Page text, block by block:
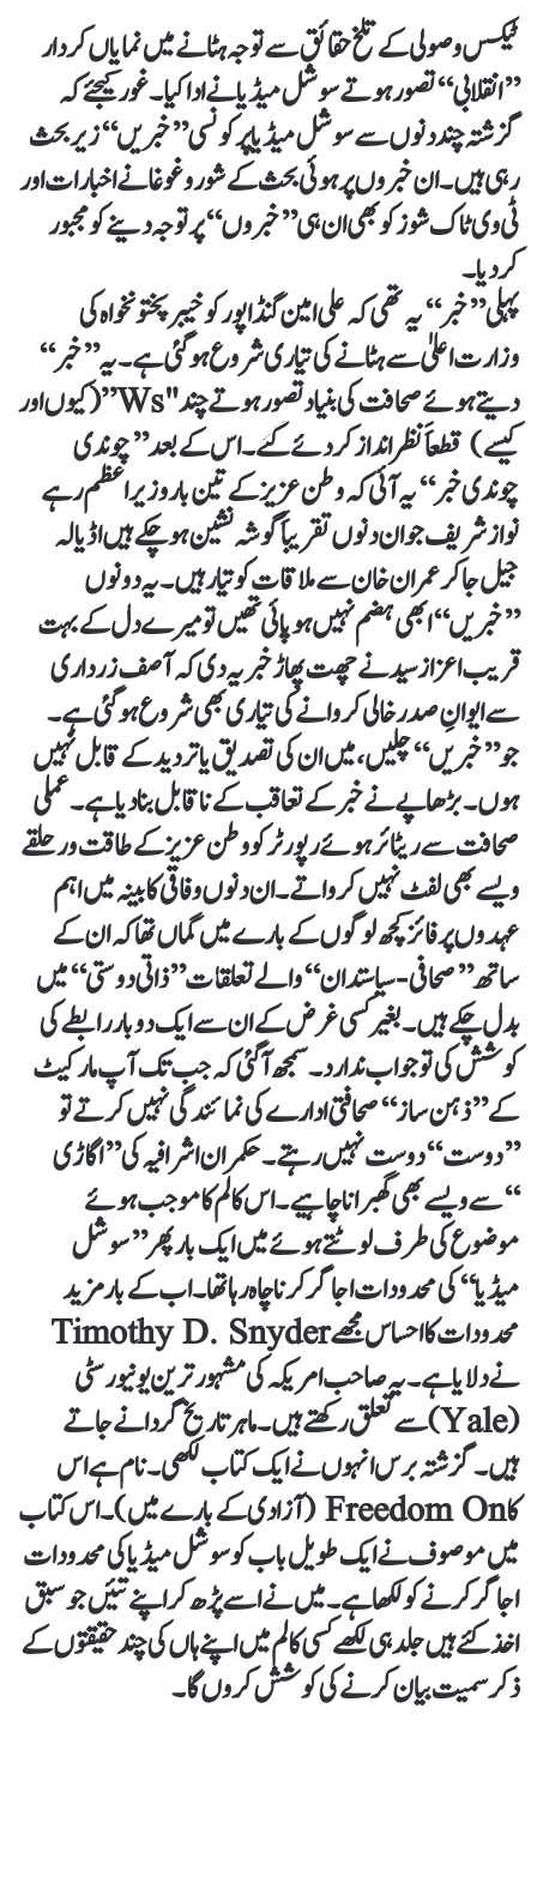
ٹیکس وصولی کے تلخ حقائق سے توجہ ہٹانے میں نمایاں کردار
’’انقلابی‘‘ تصور ہوتے سوشل میڈیا نے ادا کیا۔ غور کیجئے کہ
گزشتہ چند دنوں سے سوشل میڈیا پر کونسی ’’خبریں‘‘ زیر بحث
رہی ہیں۔ان خبروں پر ہوئی بحث کے شوروغوغا نے اخبارات اور
ٹی وی ٹاک شوز کو بھی ان ہی ’’خبروں‘‘ پر توجہ دینے کو مجبور
کردیا۔
پہلی ’’خبر‘‘ یہ تھی کہ علی امین گنڈاپور کو خیبرپختونخواہ کی
وزارت اعلیٰ سے ہٹانے کی تیاری شروع ہوگئی ہے۔ یہ ’’خبر‘‘
دیتے ہوئے صحافت کی بنیاد تصور ہوتے چند "Ws”(کیوں اور
کیسے) قطعاََ نظرانداز کردئے گئے۔ اس کے بعد ’’چوندی
چوندی خبر‘‘ یہ آئی کہ وطن عزیز کے تین بار وزیر اعظم رہے
نواز شریف جو ان دنوں تقریباََ گوشہ نشین ہوچکے ہیں اڈیالہ
جیل جاکر عمران خان سے ملاقات کو تیار ہیں۔ یہ دونوں
’’خبریں‘‘ ابھی ہضم نہیں ہوپائی تھیں تو میرے دل کے بہت
قریب اعزاز سید نے چھت پھاڑ خبر یہ دی کہ آصف زرداری
سے ایوانِ صدر خالی کروانے کی تیاری بھی شروع ہوگئی ہے۔
جو ’’خبریں‘‘ چلیں، میں ان کی تصدیق یا تردید کے قابل نہیں
ہوں۔ بڑھاپے نے خبر کے تعاقب کے ناقابل بنادیا ہے۔ عملی
صحافت سے ریٹائر ہوئے رپورٹر کو وطن عزیز کے طاقت ور حلقے
ویسے بھی لفٹ نہیں کرواتے۔ ان دنوں وفاقی کابینہ میں اہم
عہدوں پر فائز کچھ لوگوں کے بارے میں گماں تھا کہ ان کے
ساتھ ’’صحافی-سیاستدان‘‘ والے تعلقات ’’ذاتی دوستی‘‘ میں
بدل چکے ہیں۔ بغیرکسی غرض کے ان سے ایک دو بار رابطے کی
کوشش کی تو جواب ندارد۔سمجھ آگئی کہ جب تک آپ مارکیٹ
کے ’’ذہن ساز‘‘ صحافتی ادارے کی نمائندگی نہیں کرتے تو
’’دوست‘‘ دوست نہیں رہتے۔ حکمران اشرافیہ کی ’’اگاڑی
‘‘سے ویسے بھی گھبرانا چاہیے۔ اس کالم کا موجب ہوئے
موضوع کی طرف لوٹتے ہوئے میں ایک بار پھر ’’سوشل
میڈیا‘‘ کی محدودات اجاگر کرنا چاہ رہا تھا۔ اب کے بار مزید
محدودات کا احساس مجھے Timothy D. Snyder
نے دلایا ہے۔ یہ صاحب امریکہ کی مشہور ترین یونیورسٹی
(Yale)سے تعلق رکھتے ہیں۔ ماہر تاریخ گردانے جاتے
ہیں۔ گزشتہ برس انہوں نے ایک کتاب لکھی۔ نام ہے اس
کا Freedom On (آزادی کے بارے میں)۔ اس کتاب
میں موصوف نے ایک طویل باب کو سوشل میڈیا کی محدودات
اجاگر کرنے کو لکھا ہے۔ میں نے اسے پڑھ کر اپنے تئیں جوسبق
اخذ کئے ہیں جلد ہی لکھے کسی کالم میں اپنے ہاں کی چند حقیقتوں کے
ذکر سمیت بیان کرنے کی کوشش کروں گا۔